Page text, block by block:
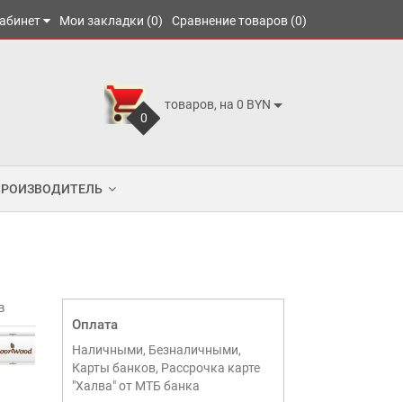
Мои закладки (0) Сравнение товаров (0)
0
товаров, на 0 BYN
Оплата
Наличными, Безналичными,
Карты банков, Рассрочка карте
"Халва" от МТБ банка